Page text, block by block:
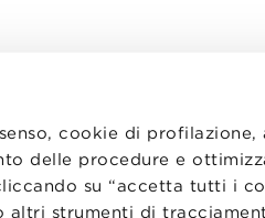
cookie di profilazione,
delle procedure e
su “accetta tutti i
altri strumenti di
LAVORA CON NOI
STATUTO